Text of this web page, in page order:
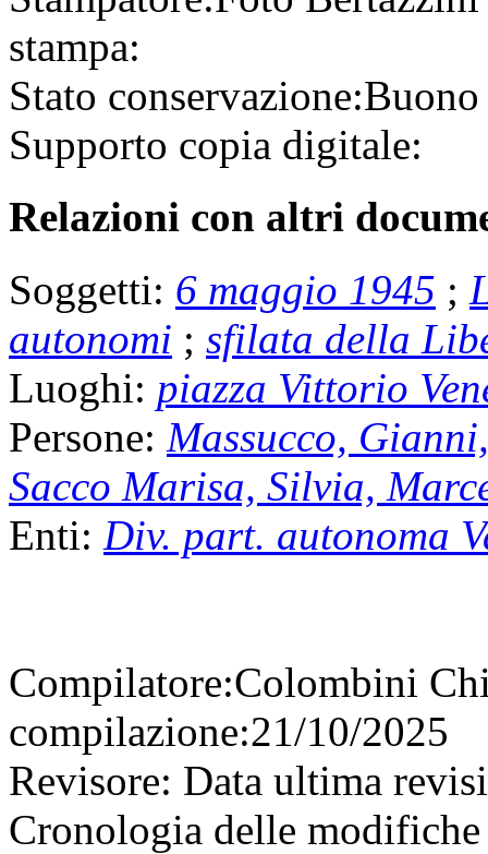
stampa:
Stato conservazione:Buono
Supporto copia digitale:
Relazioni con altri
Soggetti: 6 maggio 1945 ;
autonomi ; sfilata della
Luoghi: piazza Vittorio
Persone: Massucco,
Sacco Marisa, Silvia,
Enti: Div. part. autonoma
Compilatore:Colombini
compilazione:21/10/2025
Revisore: Data ultima
Cronologia delle